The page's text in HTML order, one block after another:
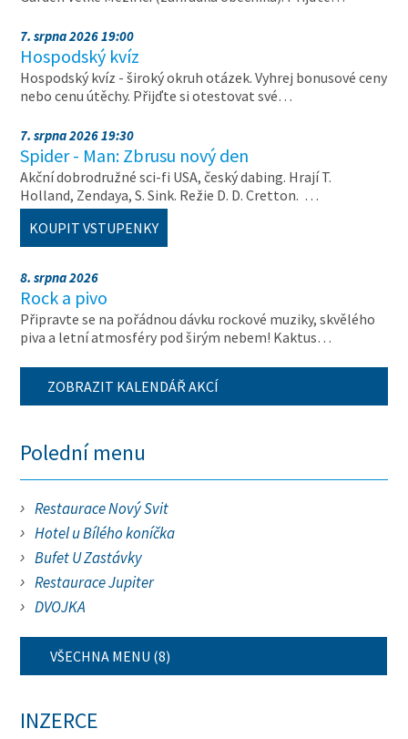
7. srpna 2026 19:00
Hospodský kvíz
Hospodský kvíz - široký okruh otázek. Vyhrej bonusové ceny
nebo cenu útěchy. Přijďte si otestovat své…
7. srpna 2026 19:30
Spider - Man: Zbrusu nový den
Akční dobrodružné sci-fi USA, český dabing. Hrají T.
Holland, Zendaya, S. Sink. Režie D. D. Cretton. …
KOUPIT VSTUPENKY
8. srpna 2026
Rock a pivo
Připravte se na pořádnou dávku rockové muziky, skvělého
piva a letní atmosféry pod širým nebem! Kaktus…
ZOBRAZIT KALENDÁŘ AKCÍ
Polední menu
Restaurace Nový Svit
Hotel u Bílého koníčka
Bufet U Zastávky
Restaurace Jupiter
DVOJKA
VŠECHNA MENU (8)
INZERCE